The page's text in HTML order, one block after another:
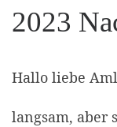
2023
Hallo liebe
langsam, aber